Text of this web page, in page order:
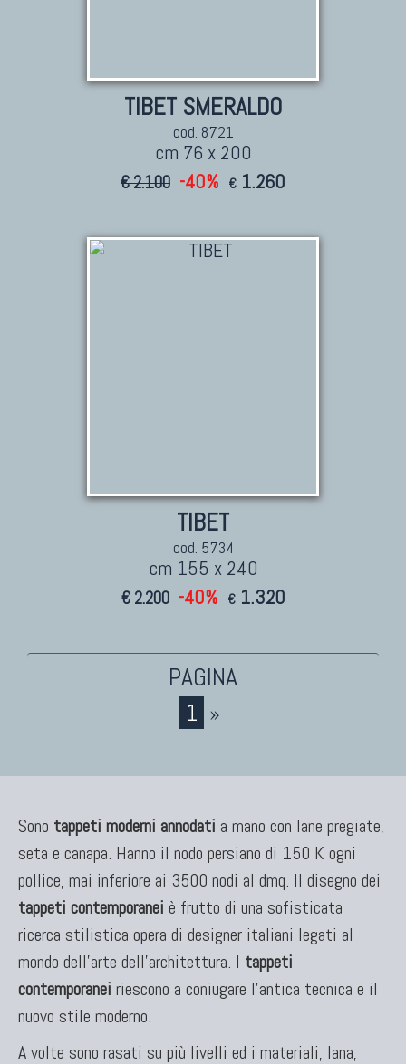
Tappeti Anatolici Antichi
Tappeti Cinesi Antichi
Tappeti Turcomanni Antichi
Tappeti Agra Antichi E Antica Asia
Tappeti Turchi Vecchi E Nuovi
Tappeti Turcomanni Vecchi E Nuovi
Tappeti Dal Mondo
TIBET SMERALDO
cod. 8721
cm 76 x 200
€ 2.100 -40% € 1.260
TIBET
cod. 5734
cm 155 x 240
€ 2.200 -40% € 1.320
1 »
Sono tappeti moderni annodati a mano con lane pregiate,
seta e canapa. Hanno il nodo persiano di 150 K ogni
pollice, mai inferiore ai 3500 nodi al dmq. Il disegno dei
tappeti contemporanei è frutto di una sofisticata
ricerca stilistica opera di designer italiani legati al
mondo dell'arte dell'architettura. I tappeti
contemporanei riescono a coniugare l'antica tecnica e il
nuovo stile moderno.
A volte sono rasati su più livelli ed i materiali, lana,